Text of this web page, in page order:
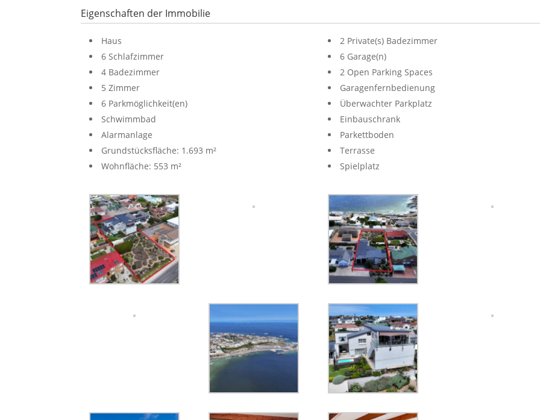
Eigenschaften der Immobilie
Haus
6 Schlafzimmer
4 Badezimmer
5 Zimmer
6 Parkmöglichkeit(en)
Schwimmbad
Alarmanlage
Grundstücksfläche: 1.693 m²
Wohnfläche: 553 m²
2 Private(s) Badezimmer
6 Garage(n)
2 Open Parking Spaces
Garagenfernbedienung
Überwachter Parkplatz
Einbauschrank
Parkettboden
Terrasse
Spielplatz